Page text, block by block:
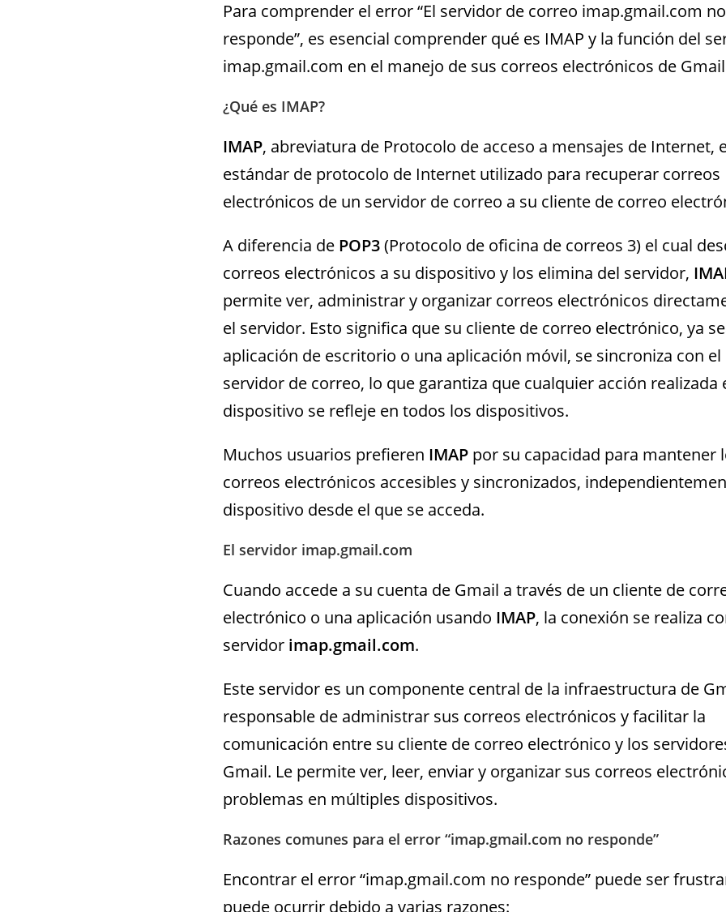
Para comprender el error “El servidor de correo imap.gmail.com no
responde”, es esencial comprender qué es IMAP y la función del
imap.gmail.com en el manejo de sus correos electrónicos de
¿Qué es IMAP?
IMAP, abreviatura de Protocolo de acceso a mensajes de Internet,
estándar de protocolo de Internet utilizado para recuperar correos
electrónicos de un servidor de correo a su cliente de correo
A diferencia de POP3(Protocolo de oficina de correos 3) el cual
correos electrónicos a su dispositivo y los elimina del servidor,
permite ver, administrar y organizar correos electrónicos
el servidor. Esto significa que su cliente de correo electrónico, ya
aplicación de escritorio o una aplicación móvil, se sincroniza con el
servidor de correo, lo que garantiza que cualquier acción realizada
dispositivo se refleje en todos los dispositivos.
Muchos usuarios prefieren IMAP por su capacidad para mantener
correos electrónicos accesibles y sincronizados,
dispositivo desde el que se acceda.
El servidor imap.gmail.com
Cuando accede a su cuenta de Gmail a través de un cliente de
electrónico o una aplicación usando IMAP, la conexión se realiza
servidor imap.gmail.com.
Este servidor es un componente central de la infraestructura de
responsable de administrar sus correos electrónicos y facilitar la
comunicación entre su cliente de correo electrónico y los
Gmail. Le permite ver, leer, enviar y organizar sus correos
problemas en múltiples dispositivos.
Razones comunes para el error “imap.gmail.com no responde”
Encontrar el error “imap.gmail.com no responde” puede ser
puede ocurrir debido a varias razones: